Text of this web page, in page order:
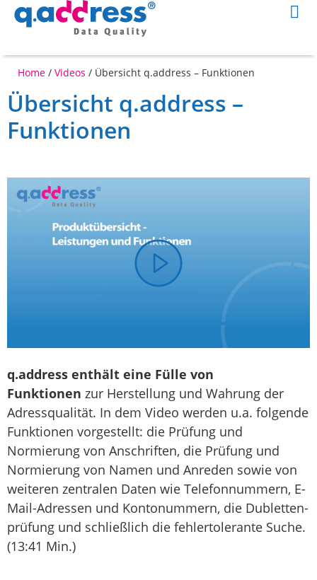
Home / Videos / Übersicht q.address – Funktionen
Übersicht q.address –
Funktionen
q.address enthält eine Fülle von
Funktionen zur Herstellung und Wahrung der
Adressqualität. In dem Video werden u.a. folgende
Funktionen vorgestellt: die Prüfung und
Normierung von Anschriften, die Prüfung und
Normierung von Namen und Anreden sowie von
weiteren zentralen Daten wie Telefonnummern, E-
Mail-Adres­sen und Kontonummern, die Dubletten­
prüfung und schließlich die fehlertolerante Suche.
(13:41 Min.)